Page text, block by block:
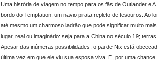
Uma história de viagem no tempo para os fãs de Outlander e
bordo do Temptation, um navio pirata repleto de tesouros. Ao
até mesmo um charmoso ladrão que pode significar muito
lugar, real ou imaginário: seja para a China no século 19;
Apesar das inúmeras possibilidades, o pai de Nix está
última vez em que ele viu sua esposa viva. E, por uma